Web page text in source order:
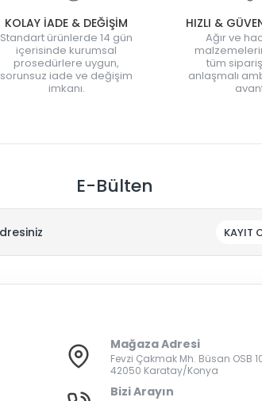
KOLAY İADE & DEĞİŞİM
Standart ürünlerde 14 gün
içerisinde kurumsal
prosedürlere uygun,
sorunsuz iade ve değişim
imkanı.
HIZLI &
Ağır ve
tüm
anlaşmalı
E-Bülten
KAYIT
Mağaza Adresi
Fevzi Çakmak Mh. Büsan OSB
42050 Karatay/Konya
Bizi Arayın